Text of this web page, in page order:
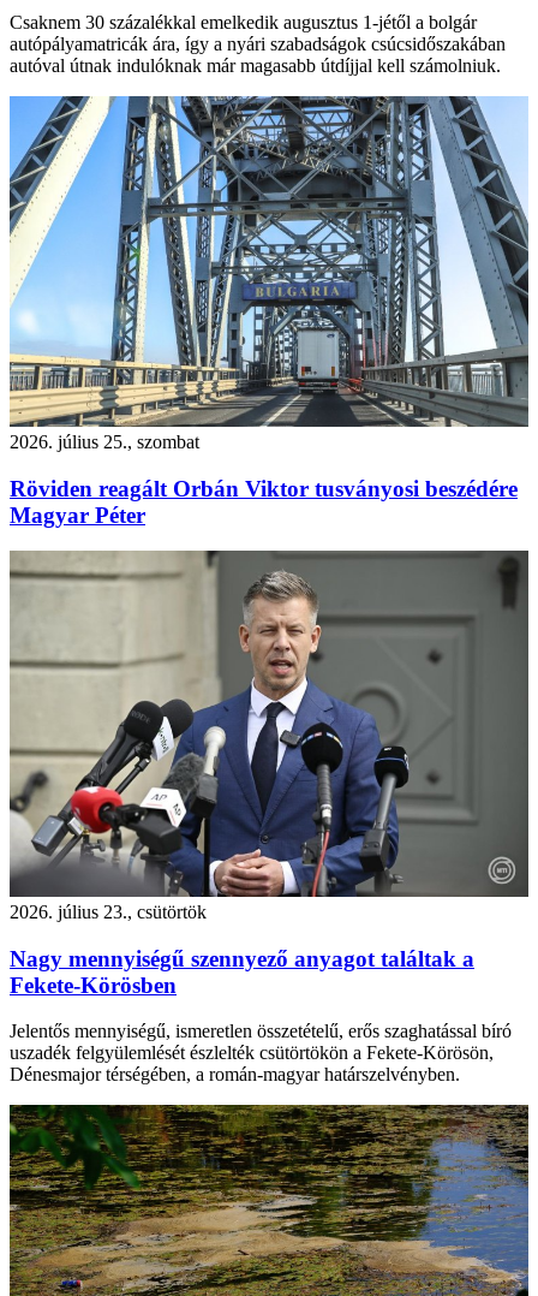
Csaknem 30 százalékkal emelkedik augusztus 1-jétől a bolgár
autópályamatricák ára, így a nyári szabadságok csúcsidőszakában
autóval útnak indulóknak már magasabb útdíjjal kell számolniuk.
2026. július 25., szombat
Röviden reagált Orbán Viktor tusványosi beszédére
Magyar Péter
2026. július 23., csütörtök
Nagy mennyiségű szennyező anyagot találtak a
Fekete-Körösben
Jelentős mennyiségű, ismeretlen összetételű, erős szaghatással bíró
uszadék felgyülemlését észlelték csütörtökön a Fekete-Körösön,
Dénesmajor térségében, a román-magyar határszelvényben.